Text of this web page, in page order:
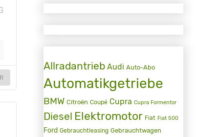
Allradantrieb Audi Auto-Abo
Automatikgetriebe
BMW Citroën Coupé Cupra Cupra Formentor
Diesel Elektromotor Fiat Fiat 500
Ford Gebrauchtleasing Gebrauchtwagen